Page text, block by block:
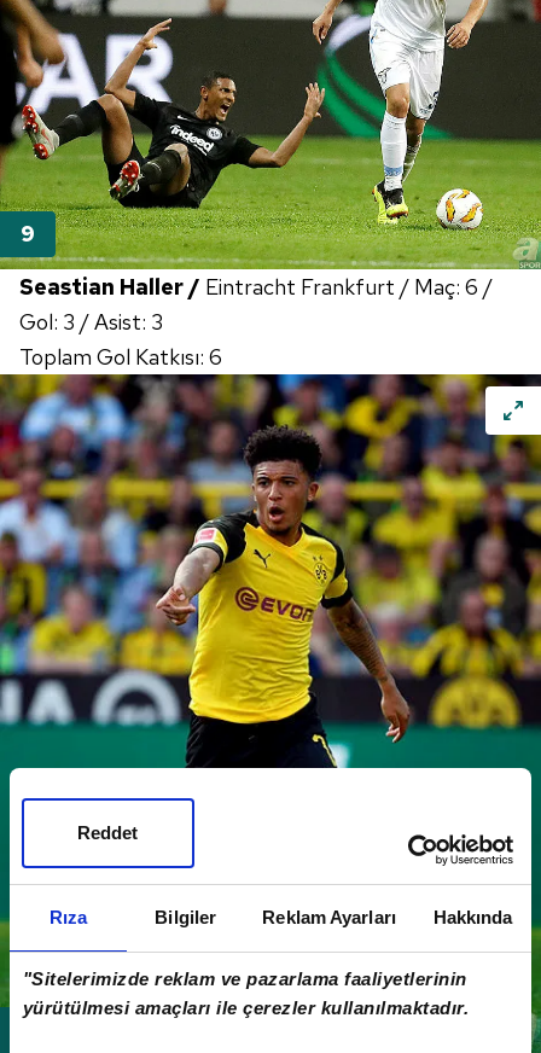
Rıza Bilgiler Reklam Ayarları Hakkında
"Sitelerimizde reklam ve pazarlama faaliyetlerinin
yürütülmesi amaçları ile çerezler kullanılmaktadır.
Reddet
Seastian Haller / Eintracht Frankfurt / Maç: 6 /
Gol: 3 / Asist: 3
Toplam Gol Katkısı: 6